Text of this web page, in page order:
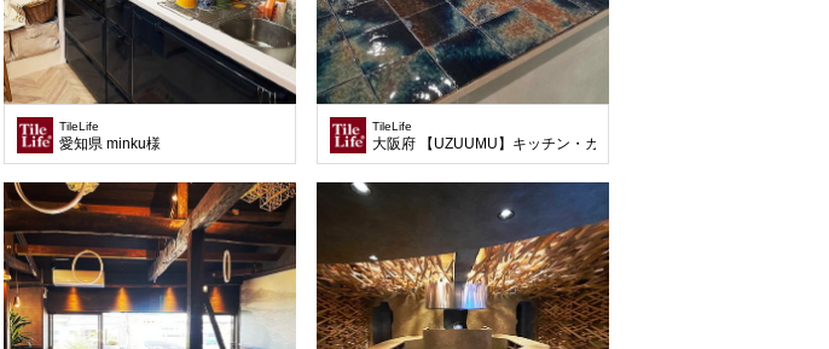
TileLife
愛知県 minku様
TileLife
大阪府 【UZUUMU】キッチン・カウンター様